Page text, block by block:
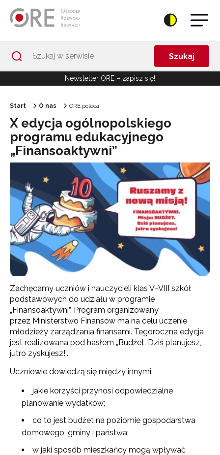
Szukaj
Newsletter ORE – zapisz się!
Start O nas ORE poleca
X edycja ogólnopolskiego
programu edukacyjnego
„Finansoaktywni”
Zachęcamy uczniów i nauczycieli klas V–VIII szkół
podstawowych do udziału w programie
„Finansoaktywni”. Program organizowany
przez Ministerstwo Finansów ma na celu uczenie
młodzieży zarządzania finansami. Tegoroczna edycja
jest realizowana pod hasłem „Budżet. Dziś planujesz,
jutro zyskujesz!”.
Uczniowie dowiedzą się między innymi:
jakie korzyści przynosi odpowiedzialne
planowanie wydatków;
co to jest budżet na poziomie gospodarstwa
domowego, gminy i państwa;
w jaki sposób mieszkańcy mogą wpływać